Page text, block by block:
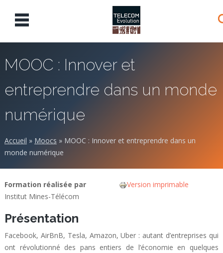
MOOC : Innover et
entreprendre dans un monde
numérique
Accueil » Moocs » MOOC : Innover et entreprendre dans un
monde numérique
Version imprimable
Formation réalisée par
Institut Mines-Télécom
Présentation
Facebook, AirBnB, Tesla, Amazon, Uber : autant d’entreprises qui
ont révolutionné des pans entiers de l’économie en quelques